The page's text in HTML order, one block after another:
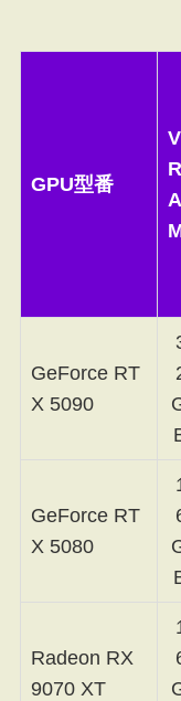
GPU型番
V
R
A
GeForce RT
X 5090
GeForce RT
X 5080
Radeon RX
9070 XT